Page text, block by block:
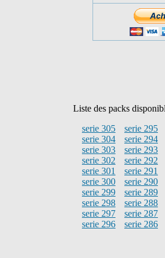
Liste des packs
serie 305
serie 304
serie 303
serie 302
serie 301
serie 300
serie 299
serie 298
serie 297
serie 296
serie 295
serie 294
serie 293
serie 292
serie 291
serie 290
serie 289
serie 288
serie 287
serie 286